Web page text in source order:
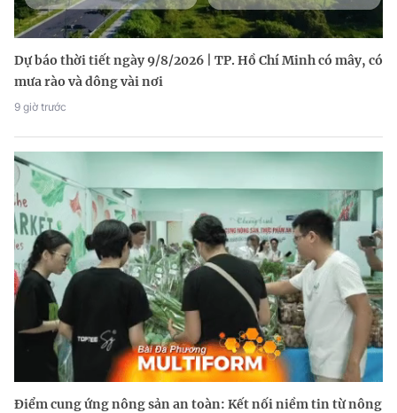
Dự báo thời tiết ngày 9/8/2026 | TP. Hồ Chí Minh có mây, có
mưa rào và dông vài nơi
9 giờ trước
Điểm cung ứng nông sản an toàn: Kết nối niềm tin từ nông